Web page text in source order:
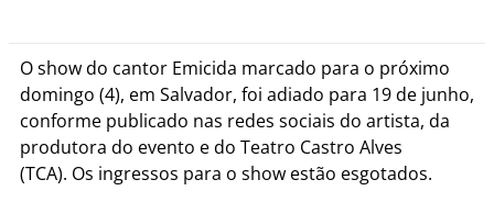
O show do cantor Emicida marcado para o próximo
domingo (4), em Salvador, foi adiado para 19 de junho,
conforme publicado nas redes sociais do artista, da
produtora do evento e do Teatro Castro Alves
(TCA). Os ingressos para o show estão esgotados.